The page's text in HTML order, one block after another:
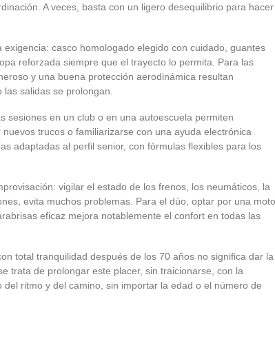
A veces, basta con un ligero desequilibrio para hacer
casco homologado elegido con cuidado, guantes
reforzada siempre que el trayecto lo permita. Para las
y una buena protección aerodinámica resultan
salidas se prolongan.
sesiones en un club o en una autoescuela permiten
trucos o familiarizarse con una ayuda electrónica
adaptadas al perfil senior, con fórmulas flexibles para los
vigilar el estado de los frenos, los neumáticos, la
evita muchos problemas. Para el dúo, optar por una moto
eficaz mejora notablemente el confort en todas las
total tranquilidad después de los 70 años no significa dar la
trata de prolongar este placer, sin traicionarse, con la
ritmo y del camino, sin importar la edad o el número de